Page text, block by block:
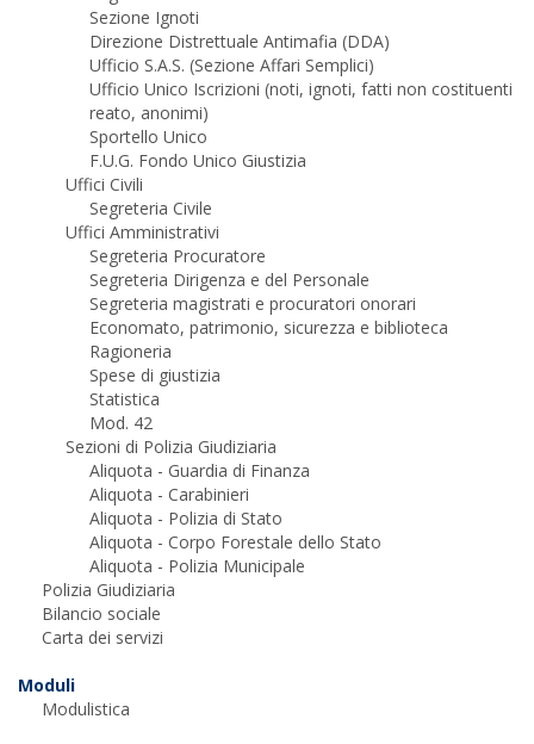
Sezione Ignoti
Direzione Distrettuale Antimafia (DDA)
Ufficio S.A.S. (Sezione Affari Semplici)
Ufficio Unico Iscrizioni (noti, ignoti, fatti non costituenti
reato, anonimi)
Sportello Unico
F.U.G. Fondo Unico Giustizia
Uffici Civili
Segreteria Civile
Uffici Amministrativi
Segreteria Procuratore
Segreteria Dirigenza e del Personale
Segreteria magistrati e procuratori onorari
Economato, patrimonio, sicurezza e biblioteca
Ragioneria
Spese di giustizia
Statistica
Mod. 42
Sezioni di Polizia Giudiziaria
Aliquota - Guardia di Finanza
Aliquota - Carabinieri
Aliquota - Polizia di Stato
Aliquota - Corpo Forestale dello Stato
Aliquota - Polizia Municipale
Polizia Giudiziaria
Bilancio sociale
Carta dei servizi
Moduli
Modulistica